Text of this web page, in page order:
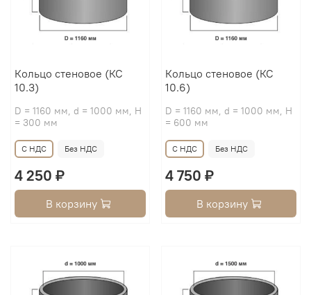
Кольцо стеновое (КС
10.3)
D = 1160 мм, d = 1000 мм, H
= 300 мм
С НДС Без НДС
4 250 ₽
В корзину
Кольцо стеновое (КС
10.6)
D = 1160 мм, d = 1000 мм, H
= 600 мм
С НДС Без НДС
4 750 ₽
В корзину